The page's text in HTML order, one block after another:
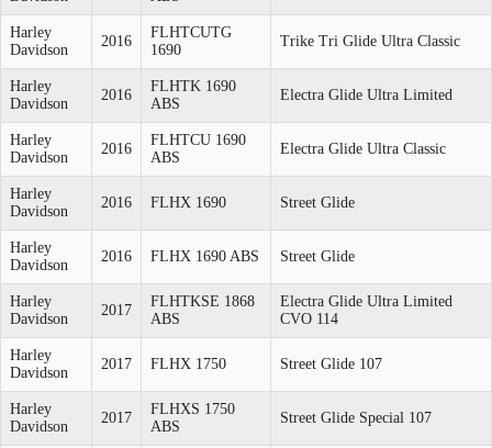
Harley
Davidson
2016
FLHTCUTG
1690
Trike Tri Glide Ultra Classic
Harley
Davidson
2016
FLHTK 1690
ABS
Electra Glide Ultra Limited
Harley
Davidson
2016
FLHTCU 1690
ABS
Electra Glide Ultra Classic
Harley
Davidson
2016 FLHX 1690 Street Glide
Harley
Davidson
2016 FLHX 1690 ABS Street Glide
Harley
Davidson
2017
FLHTKSE 1868
ABS
Electra Glide Ultra Limited
CVO 114
Harley
Davidson
2017 FLHX 1750 Street Glide 107
Harley
Davidson
2017
FLHXS 1750
ABS
Street Glide Special 107